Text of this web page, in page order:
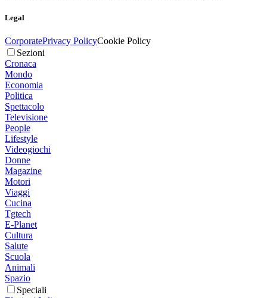
Legal
CorporatePrivacy PolicyCookie Policy
Sezioni
Cronaca
Mondo
Economia
Politica
Spettacolo
Televisione
People
Lifestyle
Videogiochi
Donne
Magazine
Motori
Viaggi
Cucina
Tgtech
E-Planet
Cultura
Salute
Scuola
Animali
Spazio
Speciali